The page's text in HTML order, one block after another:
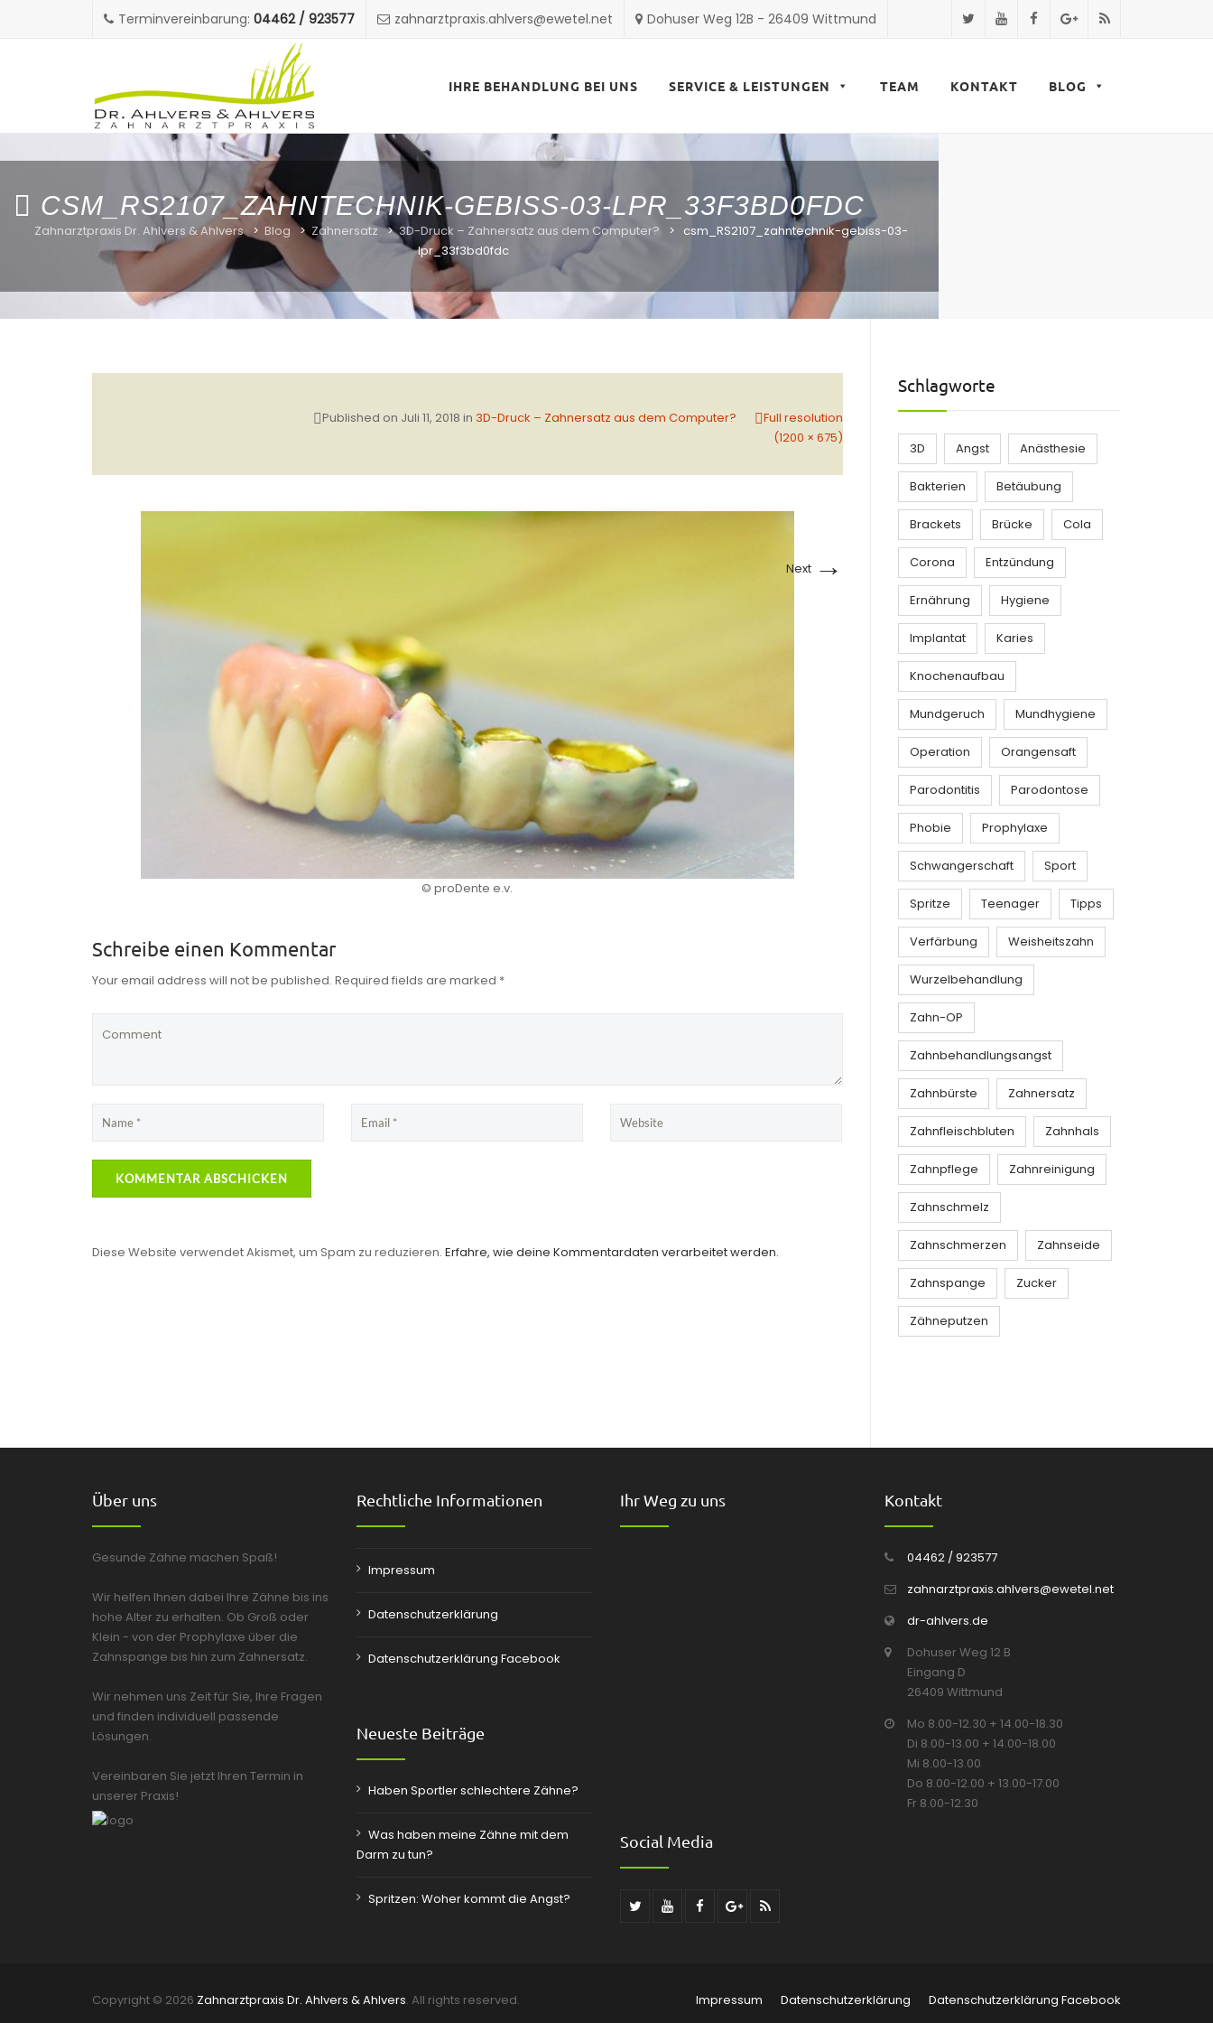
Terminvereinbarung: 04462 / 923577 zahnarztpraxis.ahlvers@ewetel.net Dohuser Weg 12B - 26409 Wittmund
content
IHRE BEHANDLUNG BEI UNS SERVICE & LEISTUNGEN TEAM KONTAKT BLOG
CSM_RS2107_ZAHNTECHNIK-GEBISS-03-LPR_33F3BD0FDC
Zahnarztpraxis Dr. Ahlvers & Ahlvers > Blog > Zahnersatz >3D-Druck – Zahnersatz aus dem Computer? > csm_RS2107_zahntechnik-gebiss-03-
lpr_33f3bd0fdc
Published on Juli 11, 2018 in 3D-Druck – Zahnersatz aus dem Computer?
Full resolution
(1200 × 675)
Next →
© proDente e.v.
Schreibe einen Kommentar
Your email address will not be published. Required fields are marked *
Diese Website verwendet Akismet, um Spam zu reduzieren. Erfahre, wie deine Kommentardaten verarbeitet werden.
Schlagworte
3D Angst Anästhesie
Bakterien Betäubung
Brackets Brücke Cola
Corona Entzündung
Ernährung Hygiene
Implantat Karies
Knochenaufbau
Mundgeruch Mundhygiene
Operation Orangensaft
Parodontitis Parodontose
Phobie Prophylaxe
Schwangerschaft Sport
Spritze Teenager Tipps
Verfärbung Weisheitszahn
Wurzelbehandlung
Zahn-OP
Zahnbehandlungsangst
Zahnbürste Zahnersatz
Zahnfleischbluten Zahnhals
Zahnpflege Zahnreinigung
Zahnschmelz
Zahnschmerzen Zahnseide
Zahnspange Zucker
Zähneputzen
Über uns
Gesunde Zähne machen Spaß!
Wir helfen Ihnen dabei Ihre Zähne bis ins
hohe Alter zu erhalten. Ob Groß oder
Klein - von der Prophylaxe über die
Zahnspange bis hin zum Zahnersatz.
Wir nehmen uns Zeit für Sie, Ihre Fragen
und finden individuell passende
Lösungen.
Vereinbaren Sie jetzt Ihren Termin in
unserer Praxis!
Rechtliche Informationen
Impressum
Datenschutzerklärung
Datenschutzerklärung Facebook
Neueste Beiträge
Haben Sportler schlechtere Zähne?
Was haben meine Zähne mit dem
Darm zu tun?
Spritzen: Woher kommt die Angst?
Ihr Weg zu uns
Social Media
Kontakt
04462 / 923577
zahnarztpraxis.ahlvers@ewetel.net
dr-ahlvers.de
Dohuser Weg 12 B
Eingang D
26409 Wittmund
Mo 8.00-12.30 + 14.00-18.30
Di 8.00-13.00 + 14.00-18.00
Mi 8.00-13.00
Do 8.00-12.00 + 13.00-17.00
Fr 8.00-12.30
Copyright © 2026 Zahnarztpraxis Dr. Ahlvers & Ahlvers. All rights reserved. Impressum Datenschutzerklärung Datenschutzerklärung Facebook